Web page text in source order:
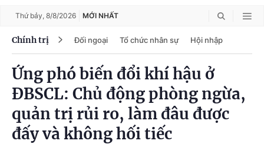
Thứ bảy, 8/8/2026 MỚI NHẤT
Chính trị Đối ngoại Tổ chức nhân sự Hội nhập
Ứng phó biến đổi khí hậu ở
ĐBSCL: Chủ động phòng ngừa,
quản trị rủi ro, làm đâu được
đấy và không hối tiếc